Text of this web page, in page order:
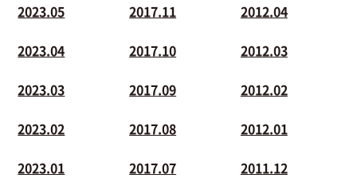
2023.05
2023.04
2023.03
2023.02
2023.01
2017.11
2017.10
2017.09
2017.08
2017.07
2012.04
2012.03
2012.02
2012.01
2011.12